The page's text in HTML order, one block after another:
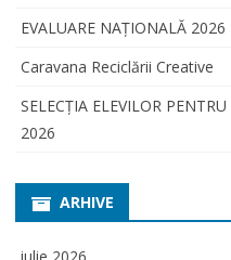
EVALUARE NAŢIONALĂ 2026
Caravana Reciclării Creative
SELECŢIA ELEVILOR
2026
ARHIVE